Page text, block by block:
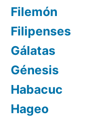
Filemón
Filipenses
Gálatas
Génesis
Habacuc
Hageo